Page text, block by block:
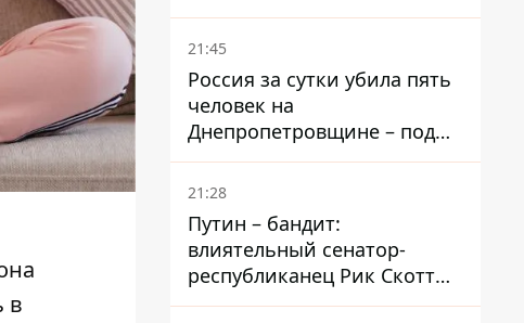
в
– он возглавил народное
голосование
21:45
Россия за сутки убила пять
человек на
Днепропетровщине – под
ударами оказались пять
районов области
21:28
Путин – бандит:
влиятельный сенатор-
республиканец Рик Скотт
призвал Конгресс привлечь